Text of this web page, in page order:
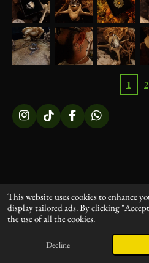
This website uses cookies to enhance
display tailored ads. By clicking
the use of all the cookies.
Decline
1 2
I
n
a
m
T
i
F
a
k
W
h
p
Email